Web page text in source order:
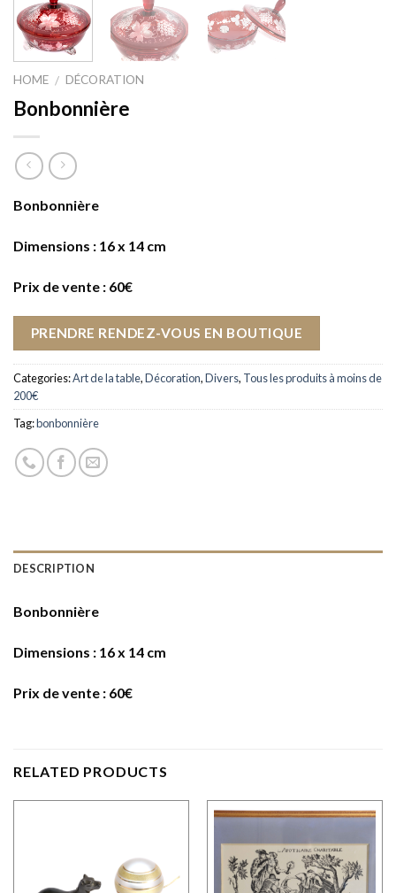
HOME / DÉCORATION
Bonbonnière
Bonbonnière
Dimensions : 16 x 14 cm
Prix de vente : 60€
PRENDRE RENDEZ-VOUS EN BOUTIQUE
Categories:Art de la table,Décoration,Divers, Tous les produits à moins de
200€
Tag:bonbonnière
DESCRIPTION
Bonbonnière
Dimensions : 16 x 14 cm
Prix de vente : 60€
RELATED PRODUCTS